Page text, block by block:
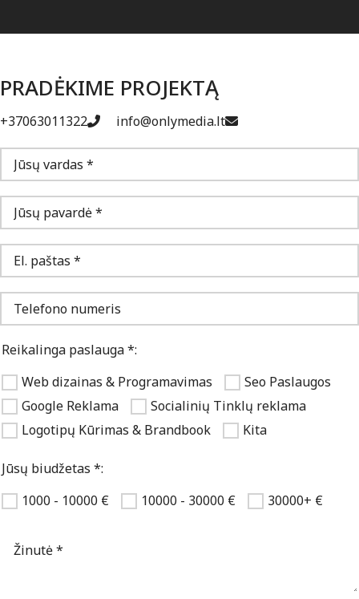
PRADĖKIME PROJEKTĄ
+37063011322 info@onlymedia.lt
Reikalinga paslauga *:
Web dizainas & Programavimas
Seo Paslaugos
Google Reklama
Socialinių Tinklų reklama
Logotipų Kūrimas & Brandbook
Kita
Jūsų biudžetas *:
1000 - 10000 €
10000 - 30000 € 30000+ €